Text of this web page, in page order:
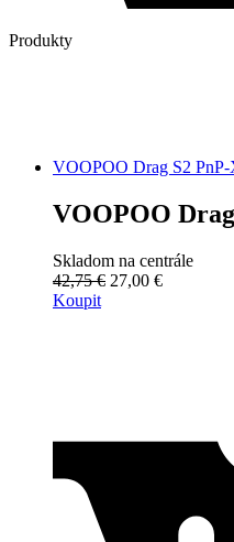
Produkty
VOOPOO Drag S2
VOOPOO
Skladom na centrále
42,75 € 27,00 €
Koupit